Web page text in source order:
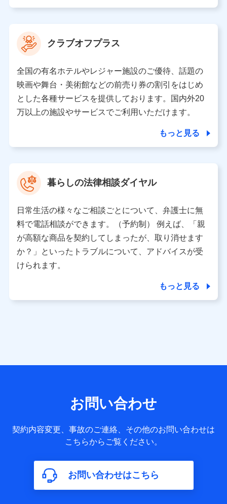
当社は利用目的の達成に必要な範囲内において個人情報
の取り扱いの全部または一部を委託する場合がありま
す。
個人データの共同利用
当社は株式会社NTTドコモとの間で、以下のとおり個
人データを共同利用します。
氏名、電話番号、メールアドレス、お客さまの識別子、属
性、連絡先、dポイントサービスのご利用に関する情報。例
として、dポイントカード番号、性別、年齢、家族構成、住
所、dポイント残高、dポイント利用履歴などが含まれます。
利用情報
当社又は株式会社NTTドコモが提供する各種サービスなどの
ご契約・ご利用などに関する情報。例として、当社又は株式
会社NTTドコモが提供する各種サービスのご契約状態・ご利
用履歴インターネット利用時の行動に関する情報、アプリケ
ーション利用時の行動に関する情報、購入されたサービスや
当社又は株式会社NTTドコモが提供する保険関連サービスに
送信履歴などの情報）が含まれます。
約に関する情報。例として、保険契約者及び被保険者の氏
名、住所、生年月日、性別、保険契約者と被保険者の関係、
保険加入の目的、保険商品の内容、保険料、保険料のお支払
年数などの情報、ペットの種類や年齢などの情報などが含ま
れます。
【共同して利用する者の範囲】
クラブオフプラス
全国の有名ホテルやレジャー施設のご優待、話題の
映画や舞台・美術館などの前売り券の割引をはじめ
とした各種サービスを提供しております。国内外20
万以上の施設やサービスでご利用いただけます。
もっと見る
暮らしの法律相談ダイヤル
日常生活の様々なご相談ごとについて、弁護士に無
料で電話相談ができます。（予約制） 例えば、「親
が高額な商品を契約してしまったが、取り消せます
か？」といったトラブルについて、アドバイスが受
けられます。
もっと見る
お問い合わせ
契約内容変更、事故のご連絡、その他のお問い合わせは
こちらからご覧ください。
お問い合わせはこちら